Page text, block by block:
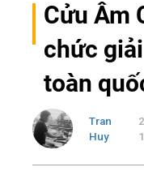
Cửu Âm
chức
toàn
Tran
Huy